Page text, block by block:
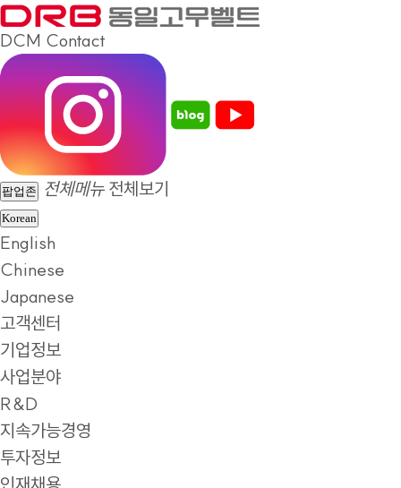
DCM Contact
팝업존 전체메뉴 전체보기
Korean
English
Chinese
Japanese
고객센터
기업정보
사업분야
R&D
지속가능경영
투자정보